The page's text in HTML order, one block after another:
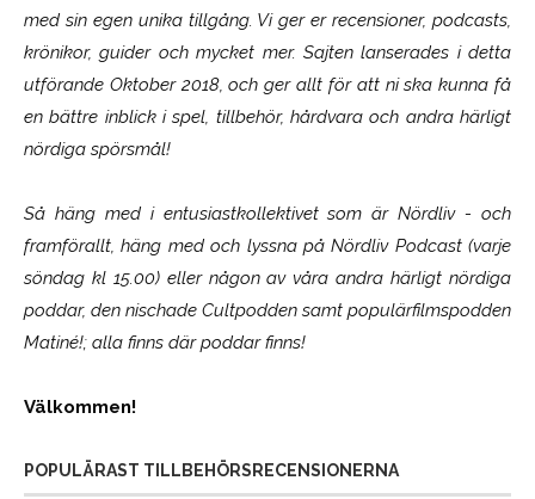
med sin egen unika tillgång. Vi ger er recensioner, podcasts,
krönikor, guider och mycket mer. Sajten lanserades i detta
utförande Oktober 2018, och ger allt för att ni ska kunna få
en bättre inblick i spel, tillbehör, hårdvara och andra härligt
nördiga spörsmål!
Så häng med i entusiastkollektivet som ärNördliv- och
framförallt, häng med och lyssna på Nördliv Podcast (varje
söndag kl 15.00) eller någon av våra andra härligt nördiga
poddar, den nischade Cultpodden samt populärfilmspodden
Matiné!; alla finns där poddar finns!
Välkommen!
POPULÄRAST TILLBEHÖRSRECENSIONERNA